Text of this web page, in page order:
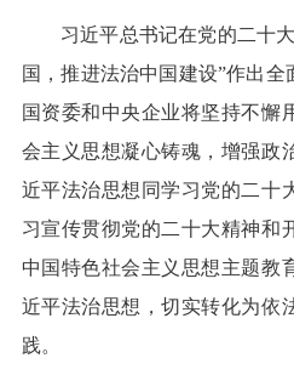
习近平总书记在党的二十
国，推进法治中国建设”作出
国资委和中央企业将坚持不懈
会主义思想凝心铸魂，增强政
近平法治思想同学习党的二十
习宣传贯彻党的二十大精神和
中国特色社会主义思想主题教
近平法治思想，切实转化为依
践。